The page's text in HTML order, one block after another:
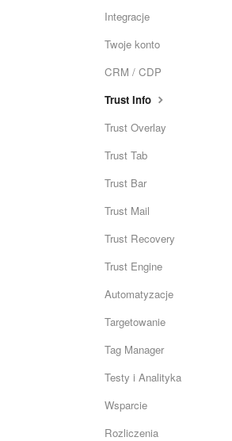
Integracje
Twoje konto
CRM / CDP
Trust Info
Trust Overlay
Trust Tab
Trust Bar
Trust Mail
Trust Recovery
Trust Engine
Automatyzacje
Targetowanie
Tag Manager
Testy i Analityka
Wsparcie
Rozliczenia